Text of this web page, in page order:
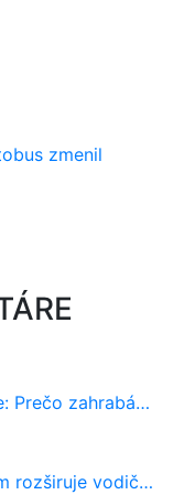
zmenil
Červený les pod zem?
autobusom odpor vzduchu